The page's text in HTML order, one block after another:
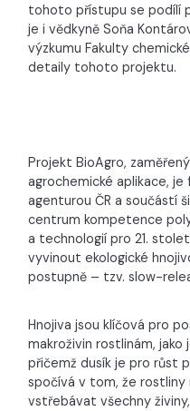
tohoto přístupu se podílí
je i vědkyně Soňa
výzkumu Fakulty
detaily tohoto projektu.
Projekt BioAgro,
agrochemické aplikace, je
agenturou ČR a součástí
centrum kompetence
a technologií pro 21.
vyvinout ekologické
postupně – tzv. slow-
Hnojiva jsou klíčová pro
makroživin rostlinám, jako
přičemž dusík je pro růst
spočívá v tom, že
vstřebávat všechny